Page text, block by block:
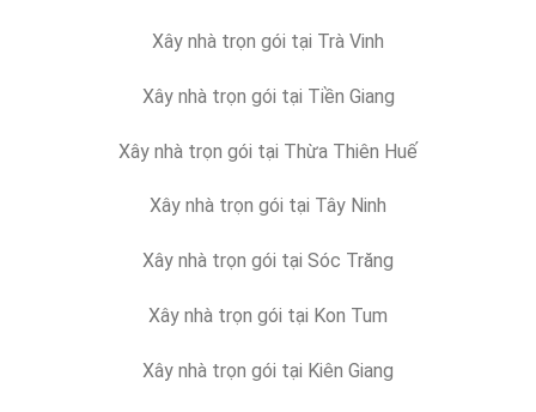
Xây nhà trọn gói tại Trà Vinh
Xây nhà trọn gói tại Tiền Giang
Xây nhà trọn gói tại Thừa Thiên Huế
Xây nhà trọn gói tại Tây Ninh
Xây nhà trọn gói tại Sóc Trăng
Xây nhà trọn gói tại Kon Tum
Xây nhà trọn gói tại Kiên Giang